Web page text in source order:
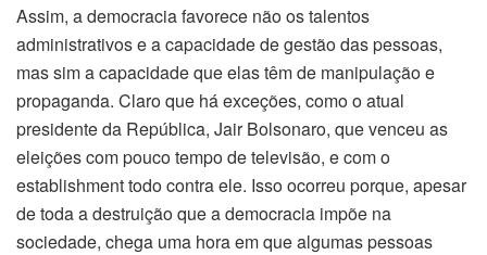
Assim, a democracia favorece não os talentos
administrativos e a capacidade de gestão das pessoas,
mas sim a capacidade que elas têm de manipulação e
propaganda. Claro que há exceções, como o atual
presidente da República, Jair Bolsonaro, que venceu as
eleições com pouco tempo de televisão, e com o
establishment todo contra ele. Isso ocorreu porque, apesar
de toda a destruição que a democracia impõe na
sociedade, chega uma hora em que algumas pessoas